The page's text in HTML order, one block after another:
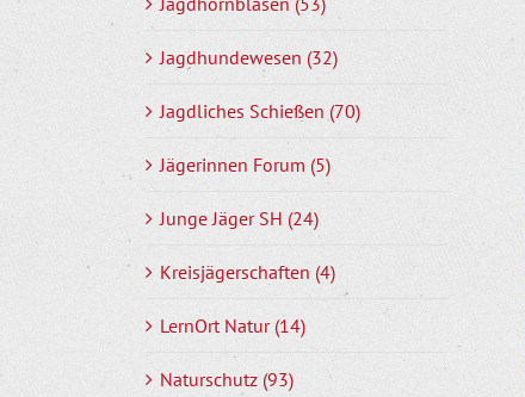
Jagdhundewesen (32)
Jagdliches Schießen (70)
Jägerinnen Forum (5)
Junge Jäger SH (24)
Kreisjägerschaften (4)
LernOrt Natur (14)
Naturschutz (93)